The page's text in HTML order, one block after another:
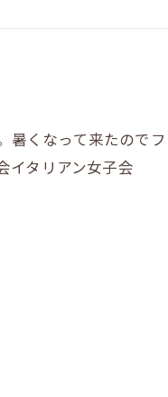
暑くなって来たので
イタリアン女子会